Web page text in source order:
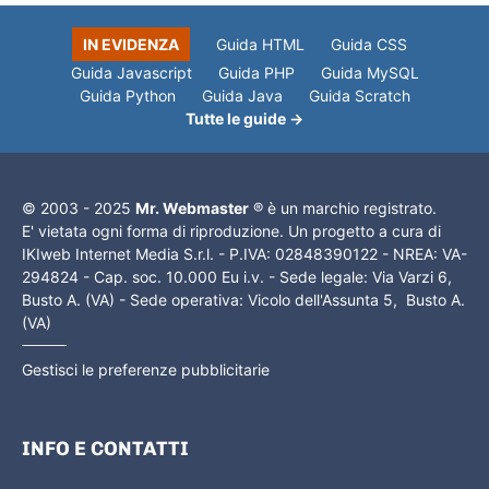
IN EVIDENZA Guida HTML
Guida CSS
Guida Javascript
Guida PHP
Guida MySQL
Guida Python
Guida Java
Guida Scratch
Tutte le guide →
© 2003 - 2025 Mr. Webmaster ® è un marchio registrato.
E' vietata ogni forma di riproduzione. Un progetto a cura di
IKIweb Internet Media S.r.l. - P.IVA: 02848390122 - NREA: VA-
294824 - Cap. soc. 10.000 Eu i.v. - Sede legale: Via Varzi 6,
Busto A. (VA) - Sede operativa: Vicolo dell'Assunta 5, Busto A.
(VA)
Gestisci le preferenze pubblicitarie
INFO E CONTATTI